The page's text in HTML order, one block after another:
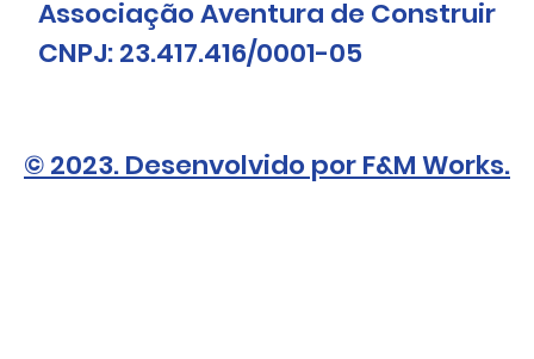
© 2023. Desenvolvido por F&M Works.
Associação Aventura de Construir
CNPJ: 23.417.416/0001-05